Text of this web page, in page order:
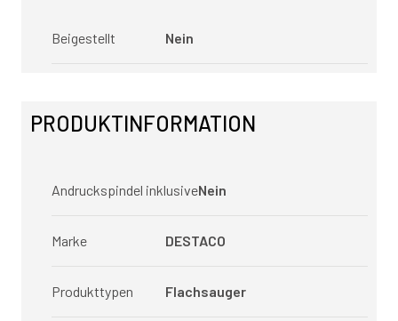
Beigestellt Nein
PRODUKTINFORMATION
Andruckspindel inklusiveNein
Marke DESTACO
Produkttypen Flachsauger